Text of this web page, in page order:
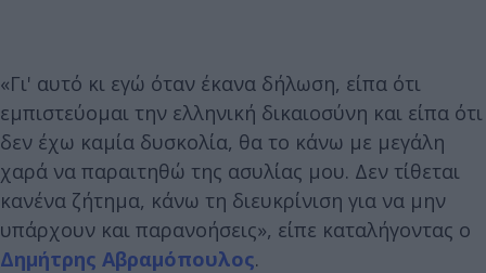
«Γι' αυτό κι εγώ όταν έκανα δήλωση, είπα ότι
εμπιστεύομαι την ελληνική δικαιοσύνη και είπα ότι
δεν έχω καμία δυσκολία, θα το κάνω με μεγάλη
χαρά να παραιτηθώ της ασυλίας μου. Δεν τίθεται
κανένα ζήτημα, κάνω τη διευκρίνιση για να μην
υπάρχουν και παρανοήσεις», είπε καταλήγοντας ο
Δημήτρης Αβραμόπουλος.